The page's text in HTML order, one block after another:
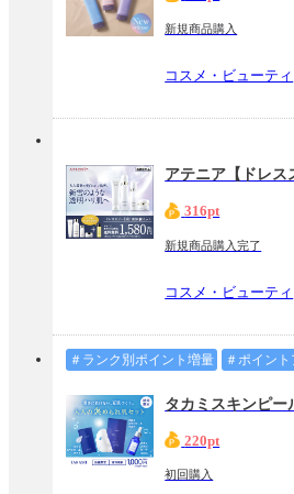
新規商品購入
コスメ・ビューティ
アテニア【ドレス
316pt
新規商品購入完了
コスメ・ビューティ
＃ランク別ポイント増量 ＃ポイン
タカミスキンピー
220pt
初回購入